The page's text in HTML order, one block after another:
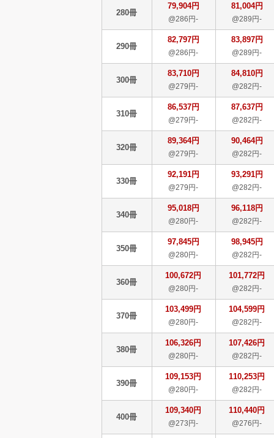
280冊
79,904円
@286円-
81,004円
@289円-
290冊
82,797円
@286円-
83,897円
@289円-
300冊
83,710円
@279円-
84,810円
@282円-
310冊
86,537円
@279円-
87,637円
@282円-
320冊
89,364円
@279円-
90,464円
@282円-
330冊
92,191円
@279円-
93,291円
@282円-
340冊
95,018円
@280円-
96,118円
@282円-
350冊
97,845円
@280円-
98,945円
@282円-
360冊
100,672円
@280円-
101,772円
@282円-
370冊
103,499円
@280円-
104,599円
@282円-
380冊
106,326円
@280円-
107,426円
@282円-
390冊
109,153円
@280円-
110,253円
@282円-
400冊
109,340円
@273円-
110,440円
@276円-